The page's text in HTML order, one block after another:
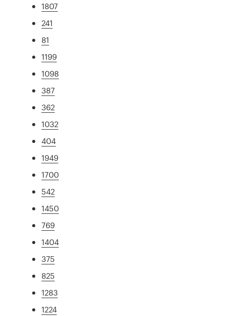
1807
241
81
1199
1098
387
362
1032
404
1949
1700
542
1450
769
1404
375
825
1283
1224